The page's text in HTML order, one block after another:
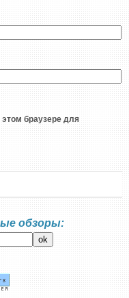
браузере для
обзоры: